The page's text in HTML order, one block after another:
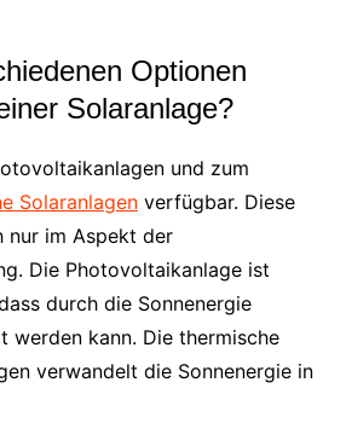
Optionen
Solaranlage?
und zum
Solaranlagenverfügbar. Diese
nur im Aspekt der
Die Photovoltaikanlage ist
durch die Sonnenergie
werden kann. Die thermische
verwandelt die Sonnenergie in